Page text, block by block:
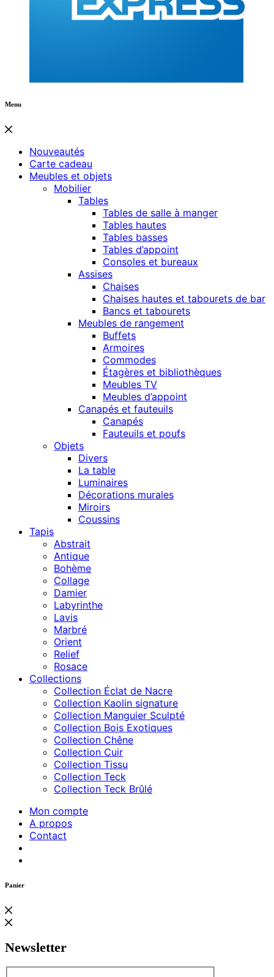
Menu
Nouveautés
Carte cadeau
Meubles et objets
Mobilier
Tables
Tables de salle à manger
Tables hautes
Tables basses
Tables d’appoint
Consoles et bureaux
Assises
Chaises
Chaises hautes et tabourets de bar
Bancs et tabourets
Meubles de rangement
Buffets
Armoires
Commodes
Étagères et bibliothèques
Meubles TV
Meubles d’appoint
Canapés et fauteuils
Canapés
Fauteuils et poufs
Objets
Divers
La table
Luminaires
Décorations murales
Miroirs
Coussins
Tapis
Abstrait
Antique
Bohème
Collage
Damier
Labyrinthe
Lavis
Marbré
Orient
Relief
Rosace
Collections
Collection Éclat de Nacre
Collection Kaolin signature
Collection Manguier Sculpté
Collection Bois Exotiques
Collection Chêne
Collection Cuir
Collection Tissu
Collection Teck
Collection Teck Brûlé
Mon compte
A propos
Contact
Panier
Newsletter